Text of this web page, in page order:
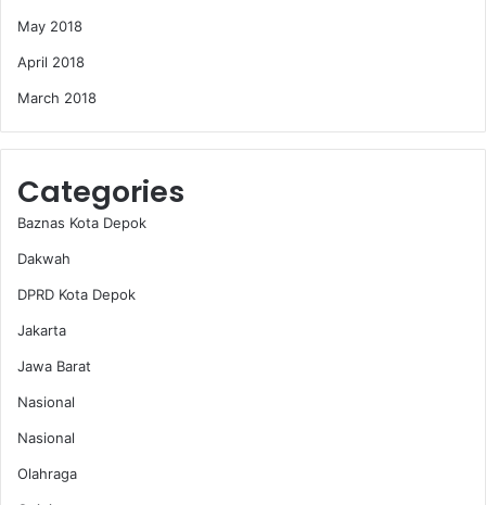
May 2018
April 2018
March 2018
Categories
Baznas Kota Depok
Dakwah
DPRD Kota Depok
Jakarta
Jawa Barat
Nasional
Nasional
Olahraga